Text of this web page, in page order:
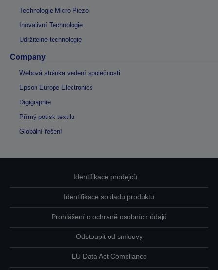
Technologie Micro Piezo
Inovativní Technologie
Udržitelné technologie
Company
Webová stránka vedení společnosti
Epson Europe Electronics
Digigraphie
Přímý potisk textilu
Globální řešení
Identifikace prodejců
Identifikace souladu produktu
Prohlášení o ochraně osobních údajů
Odstoupit od smlouvy
EU Data Act Compliance